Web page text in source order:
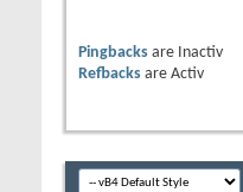
Pingbacks are
Inactiv
Refbacks are Activ